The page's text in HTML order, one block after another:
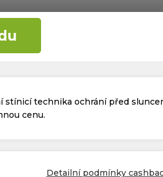
stínicí technika ochrání před
cenu.
Detailní podmínky